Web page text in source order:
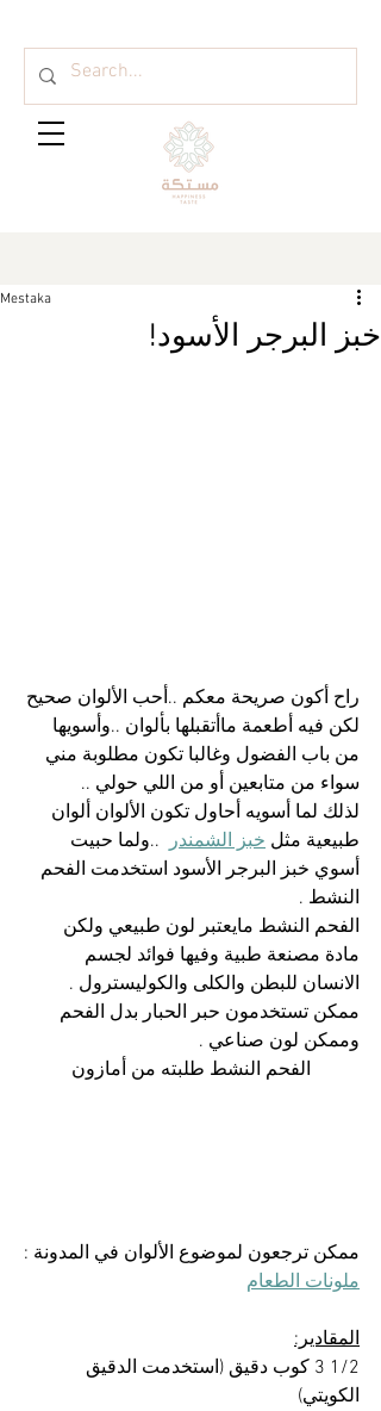
خبز البرجر الأسود!
Mestaka
راح أكون صريحة معكم ..أحب الألوان صحيح
لكن فيه أطعمة ماأتقبلها بألوان ..وأسويها
من باب الفضول وغالبا تكون مطلوبة مني
سواء من متابعين أو من اللي حولي ..
لذلك لما أسويه أحاول تكون الألوان ألوان
طبيعية مثل خبز الشمندر
  ..ولما حبيت
أسوي خبز البرجر الأسود استخدمت الفحم
النشط .
الفحم النشط مايعتبر لون طبيعي ولكن
مادة مصنعة طبية وفيها فوائد لجسم
الانسان للبطن والكلى والكوليسترول .
ممكن تستخدمون حبر الحبار بدل الفحم
وممكن لون صناعي .
الفحم النشط طلبته من أمازون
ممكن ترجعون لموضوع الألوان في المدونة :
ملونات الطعام
المقادير:
1/2 3 كوب دقيق (استخدمت الدقيق
الكويتي)